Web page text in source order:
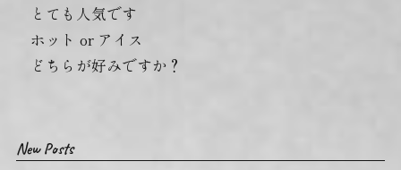
とても人気です‬
ホット or アイス
どちらが好みですか？
New Posts